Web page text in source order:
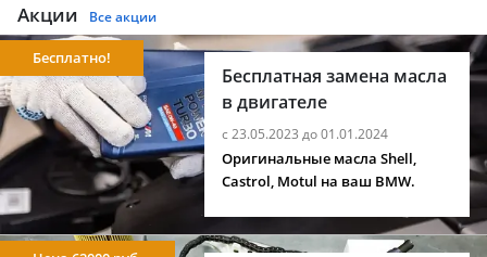
Акции Все акции
Бесплатная замена масла
в двигателе
с 23.05.2023 до 01.01.2024
Бесплатно!
Оригинальные масла Shell,
Castrol, Motul на ваш BMW.